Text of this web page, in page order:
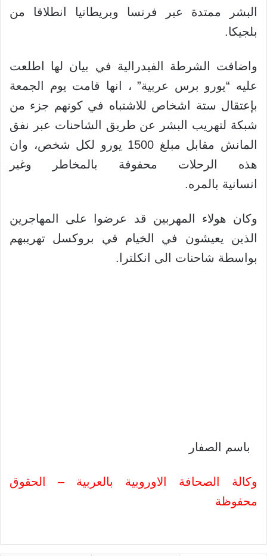
البشر ممتدة عبر فرنسا وبريطانيا انطلاقا من
بلجيكا.
واضافت الشرطة الفيدرالية في بيان لها اطلعت
عليه “يورو برس عربية” ، انها قامت يوم الجمعة
بإعتقال ستة اشخاص للاشتباه في كونهم جزء من
شبكة لتهريب البشر عن طريق الشاحنات عبر نفق
المانش مقابل مبلغ 1500 يورو لكل شخص، وان
هذه الرحلات محفوفة بالمخاطر وغير
انسانية بالمره.
وكان هولاء المهربين قد عرضوا على المهاجرين
الذين يعيشون في الخيام في بروكسل تهريبهم
بواسطة شاحنات الى انكلترا.
باسم الصفار
وكالة الصحافة الاوروبية بالعربية – الحقوق
محفوظة